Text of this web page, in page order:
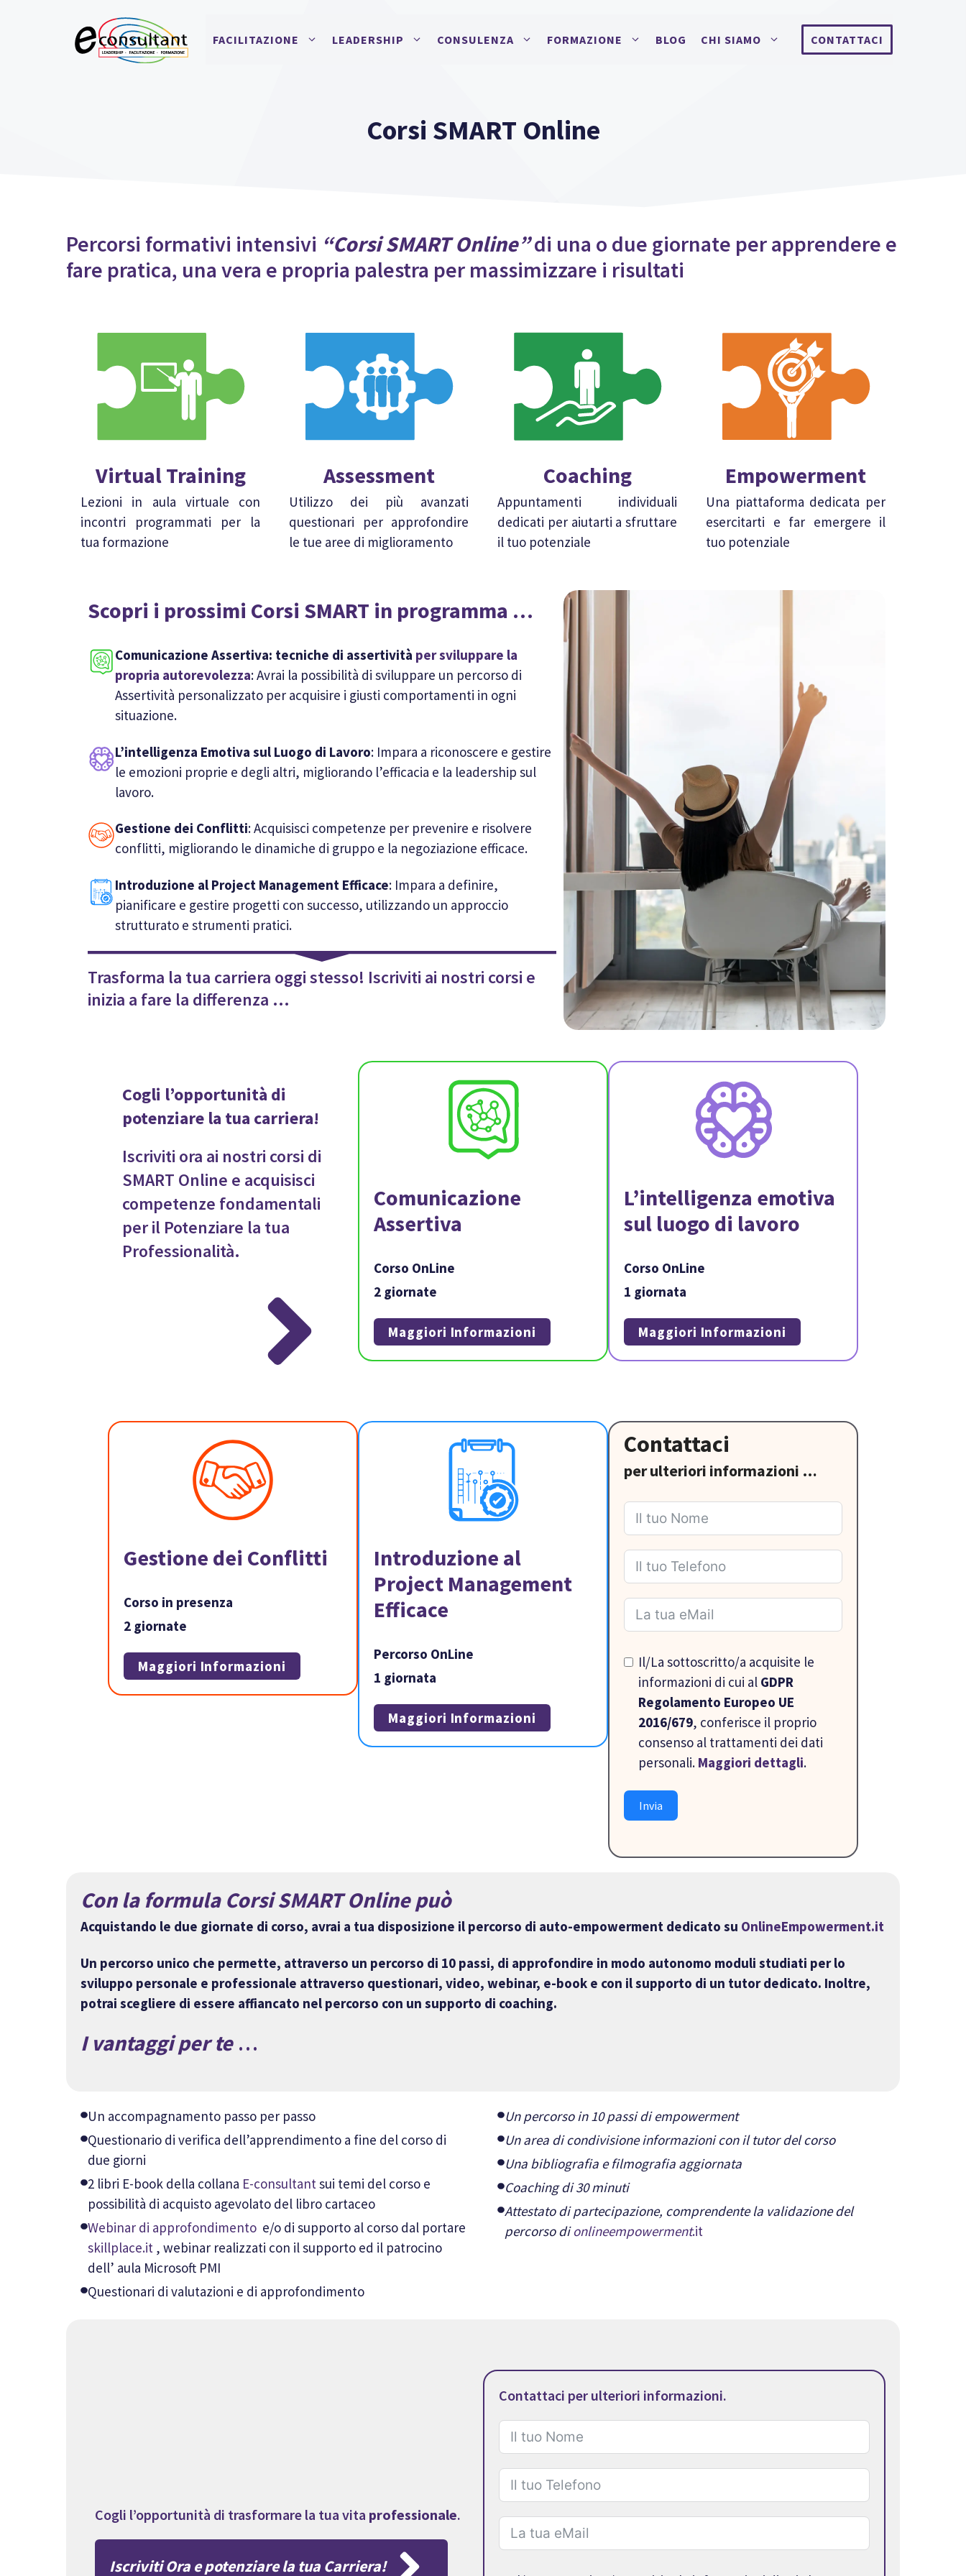
FACILITAZIONE LEADERSHIP CONSULENZA FORMAZIONE BLOG CHI SIAMO CONTATTACI
Corsi SMART Online
Percorsi formativi intensivi “Corsi SMART Online”di una o due giornate per apprendere e
fare pratica, una vera e propria palestra per massimizzare i risultati
Virtual Training
Lezioni in aula virtuale con
incontri programmati per la
tua formazione
Assessment
Utilizzo dei più avanzati
questionari per approfondire
le tue aree di miglioramento
Coaching
Appuntamenti individuali
dedicati per aiutarti a sfruttare
il tuo potenziale
Empowerment
Una piattaforma dedicata per
esercitarti e far emergere il
tuo potenziale
Scopri i prossimi Corsi SMART in programma …
Comunicazione Assertiva: tecniche di assertività per sviluppare la
propria autorevolezza: Avrai la possibilità di sviluppare un percorso di
Assertività personalizzato per acquisire i giusti comportamenti in ogni
situazione.
L’intelligenza Emotiva sul Luogo di Lavoro: Impara a riconoscere e gestire
le emozioni proprie e degli altri, migliorando l’efficacia e la leadership sul
lavoro.
Gestione dei Conflitti: Acquisisci competenze per prevenire e risolvere
conflitti, migliorando le dinamiche di gruppo e la negoziazione efficace.
Introduzione al Project Management Efficace: Impara a definire,
pianificare e gestire progetti con successo, utilizzando un approccio
strutturato e strumenti pratici.
Trasforma la tua carriera oggi stesso! Iscriviti ai nostri corsi e
inizia a fare la differenza …
Cogli l’opportunità di
potenziare la tua carriera!
Iscriviti ora ai nostri corsi di
SMART Online e acquisisci
competenze fondamentali
per il Potenziare la tua
Professionalità.
Comunicazione
Assertiva
Corso OnLine
2 giornate
Maggiori Informazioni
L’intelligenza emotiva
sul luogo di lavoro
Corso OnLine
1 giornata
Maggiori Informazioni
Gestione dei Conflitti
Corso in presenza
2 giornate
Maggiori Informazioni
Introduzione al
Project Management
Efficace
Percorso OnLine
1 giornata
Maggiori Informazioni
Contattaci
per ulteriori informazioni …
Il/La sottoscritto/a acquisite le
informazioni di cui al GDPR
Regolamento Europeo UE
2016/679, conferisce il proprio
consenso al trattamenti dei dati
personali. Maggiori dettagli.
Invia
Con la formula Corsi SMART Online può
Acquistando le due giornate di corso, avrai a tua disposizione il percorso di auto-empowerment dedicato su OnlineEmpowerment.it
Un percorso unico che permette, attraverso un percorso di 10 passi, di approfondire in modo autonomo moduli studiati per lo
sviluppo personale e professionale attraverso questionari, video, webinar, e-book e con il supporto di un tutor dedicato. Inoltre,
potrai scegliere di essere affiancato nel percorso con un supporto di coaching.
I vantaggi per te…
Un accompagnamento passo per passo
Questionario di verifica dell’apprendimento a fine del corso di
due giorni
2 libri E-book della collana E-consultantsui temi del corso e
possibilità di acquisto agevolato del libro cartaceo
Webinar di approfondimentoe/o di supporto al corso dal portare
skillplace.it, webinar realizzati con il supporto ed il patrocino
dell’ aula Microsoft PMI
Questionari di valutazioni e di approfondimento
Un percorso in 10 passi di empowerment
Un area di condivisione informazioni con il tutor del corso
Una bibliografia e filmografia aggiornata
Coaching di 30 minuti
Attestato di partecipazione, comprendente la validazione del
percorso dionlineempowerment.it
Cogli l’opportunità di trasformare la tua vita professionale.
Iscriviti Ora epotenziare la tua Carriera!
Contattaci per ulteriori informazioni.